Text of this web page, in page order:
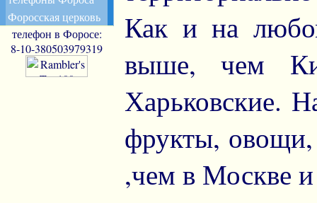
Как и на
выше, чем
Харьковские.
фрукты,
,чем в Москве
Форосская церковь
телефон в Форосе:
8-10-380503979319